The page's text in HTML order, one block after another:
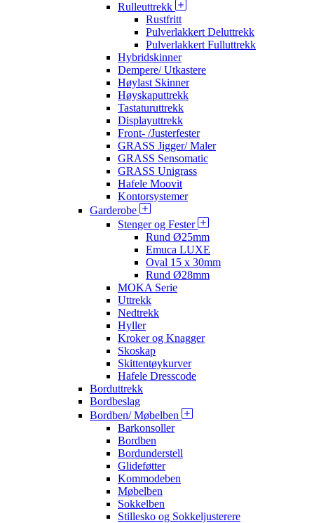
Rulleuttrekk
Rustfritt
Pulverlakkert Deluttrekk
Pulverlakkert Fulluttrekk
Hybridskinner
Dempere/ Utkastere
Høylast Skinner
Høyskaputtrekk
Tastaturuttrekk
Displayuttrekk
Front- /Justerfester
GRASS Jigger/ Maler
GRASS Sensomatic
GRASS Unigrass
Hafele Moovit
Kontorsystemer
Garderobe
Stenger og Fester
Rund Ø25mm
Emuca LUXE
Oval 15 x 30mm
Rund Ø28mm
MOKA Serie
Uttrekk
Nedtrekk
Hyller
Kroker og Knagger
Skoskap
Skittentøykurver
Hafele Dresscode
Borduttrekk
Bordbeslag
Bordben/ Møbelben
Barkonsoller
Bordben
Bordunderstell
Glideføtter
Kommodeben
Møbelben
Sokkelben
Stillesko og Sokkeljusterere